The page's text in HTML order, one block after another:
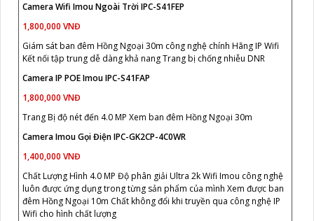
Camera Wifi Imou Ngoài Trời IPC-S41FEP
1,800,000 VNĐ
Giám sát ban đêm Hồng Ngoại 30m công nghệ chính Hãng IP Wifi
Kết nối tập trung dễ dàng khả nang Trang bị chống nhiễu DNR
Camera IP POE Imou IPC-S41FAP
1,800,000 VNĐ
Trang Bị độ nét đến 4.0 MP Xem ban đêm Hồng Ngoại 30m
Camera Imou Gọi Điện IPC-GK2CP-4C0WR
1,400,000 VNĐ
Chất Lượng Hình 4.0 MP Độ phân giải Ultra 2k Wifi Imou công nghệ
luôn được ứng dụng trong từng sản phẩm của mình Xem được ban
đêm Hồng Ngoại 10m Chất không đổi khi truyền qua công nghệ IP
Wifi cho hình chất lượng